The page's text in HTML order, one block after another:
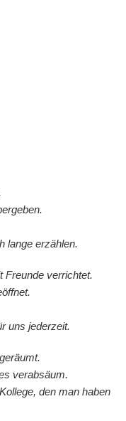
lange erzählen.
Freunde verrichtet.
uns jederzeit.
verabsäum.
den man haben